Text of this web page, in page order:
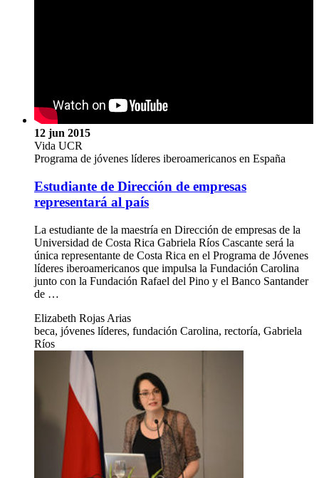
12 jun 2015
Vida UCR
Programa de jóvenes líderes iberoamericanos en España
Estudiante de Dirección de empresas
representará al país
La estudiante de la maestría en Dirección de empresas de la
Universidad de Costa Rica Gabriela Ríos Cascante será la
única representante de Costa Rica en el Programa de Jóvenes
líderes iberoamericanos que impulsa la Fundación Carolina
junto con la Fundación Rafael del Pino y el Banco Santander
de …
Elizabeth Rojas Arias
beca, jóvenes líderes, fundación Carolina, rectoría, Gabriela
Ríos